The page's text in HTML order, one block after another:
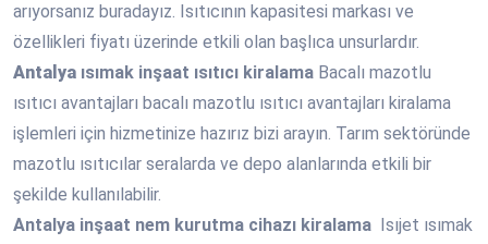
arıyorsanız buradayız. Isıtıcının kapasitesi markası ve
özellikleri fiyatı üzerinde etkili olan başlıca unsurlardır.
Antalya ısımak inşaat ısıtıcı kiralama Bacalı mazotlu
ısıtıcı avantajları bacalı mazotlu ısıtıcı avantajları kiralama
işlemleri için hizmetinize hazırız bizi arayın. Tarım sektöründe
mazotlu ısıtıcılar seralarda ve depo alanlarında etkili bir
şekilde kullanılabilir.
Antalya inşaat nem kurutma cihazı kiralama
Isıjet ısımak